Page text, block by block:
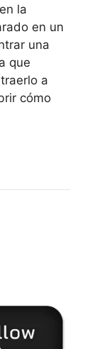
la
en un
una
que
a
cómo